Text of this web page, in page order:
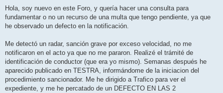
e
n
s
j
Hola, soy nuevo en este Foro, y quería hacer una consulta para
fundamentar o no un recurso de una multa que tengo pendiente, ya que
he observado un defecto en la notificación.
Me detectó un radar, sanción grave por exceso velocidad, no me
notificaron en el acto ya que no me pararon. Realizé el trámité de
identificación de conductor (que era yo mismo). Semanas después he
aparecido publicado en TESTRA, informándome de la iniciacion del
procedimiento sancionador. Me he dirigido a Trafico para ver el
expediente, y me he percatado de un DEFECTO EN LAS 2